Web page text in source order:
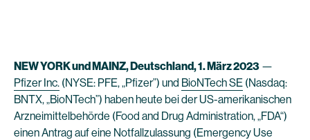
NEW YORK und MAINZ, Deutschland, 1. März 2023 —
Pfizer Inc. (NYSE: PFE, „Pfizer”) und BioNTech SE (Nasdaq:
BNTX, „BioNTech”) haben heute bei der US-amerikanischen
Arzneimittelbehörde (Food and Drug Administration, „FDA“)
einen Antrag auf eine Notfallzulassung (Emergency Use